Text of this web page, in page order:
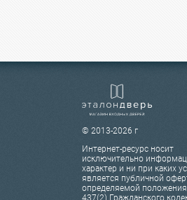
© 2013-2026 г
Интернет-ресурс носит
исключительно
характер и ни при каких
является публичной
определяемой
437(2) Гражданского